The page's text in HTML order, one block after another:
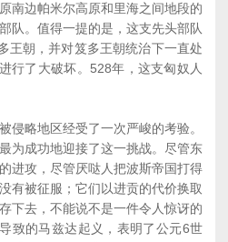
边帕米尔高原和里海之间地段的
队。值得一提的是，这支先头部队
王朝，并对笈多王朝统治下一直处
行了大破坏。528年，这支匈奴人
略地区经受了一次严峻的考验。
为成功地迎接了这一挑战。尽管东
进攻，尽管厌哒人把波斯帝国打得
有被征服；它们以进贡的代价换取
下去，不能说不是一件令人惊讶的
致的马兹达起义，表明了公元6世